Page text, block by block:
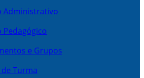
Administrativo
Pedagógico
e Grupos
Turma